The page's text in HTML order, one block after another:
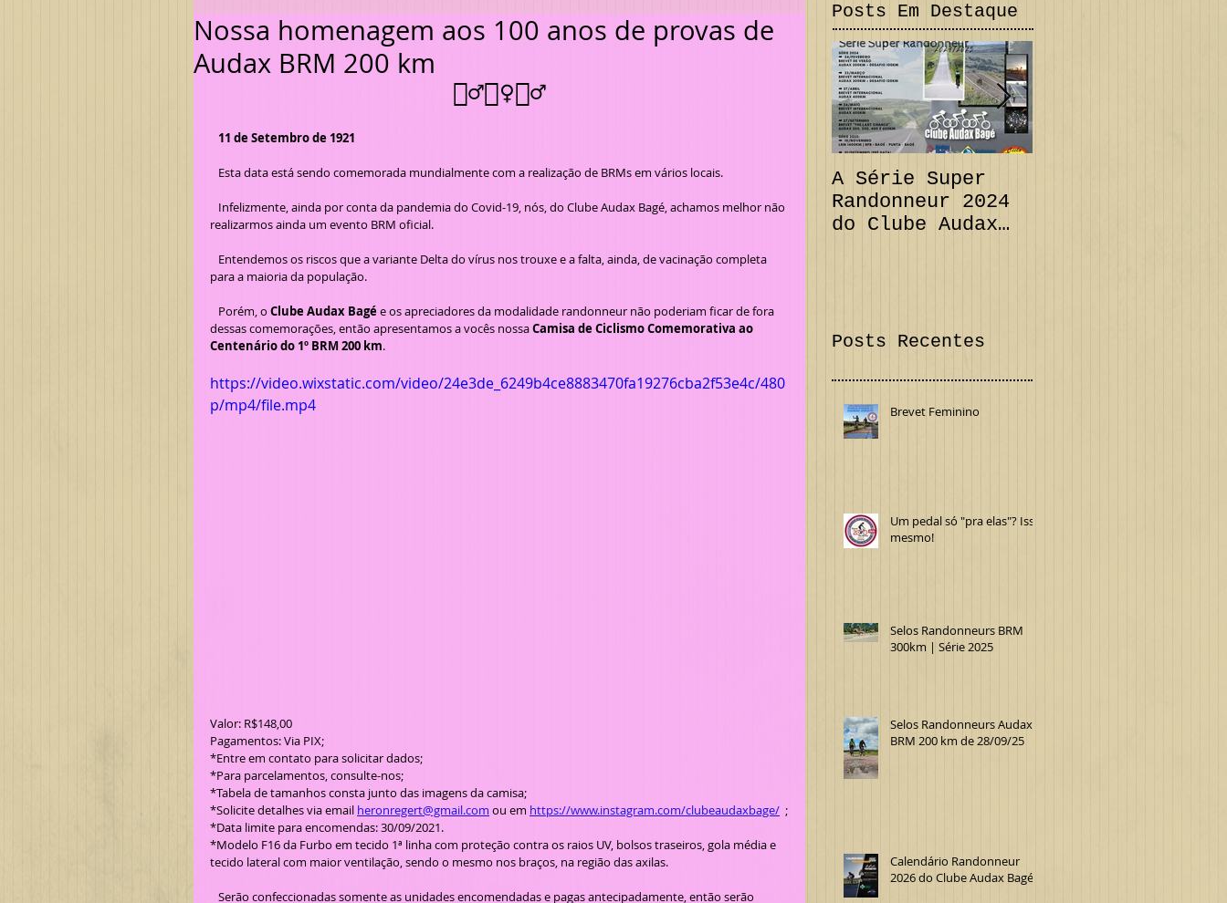
Nossa homenagem aos 100 anos de provas de
Audax BRM 200 km
🚴‍♂️🚴‍♀️🚴‍♂️
   11 de Setembro de 1921
   Esta data está sendo comemorada mundialmente com a realização de BRMs em vários locais.
realizarmos ainda um evento BRM oficial.
para a maioria da população.
   Porém, o
Clube Audax Bagé e os apreciadores da modalidade randonneur não poderiam ficar de fora
dessas comemorações, então apresentamos a vocês nossa Camisa de Ciclismo Comemorativa ao
Centenário do 1º BRM 200 km.
https://video.wixstatic.com/video/24e3de_6249b4ce8883470fa19276cba2f53e4c/480
p/mp4/file.mp4
Valor: R$148,00
Pagamentos: Via PIX;
*Entre em contato para solicitar dados;
*Para parcelamentos, consulte-nos;
*Tabela de tamanhos consta junto das imagens da camisa;
*Solicite detalhes via email heronregert@gmail.com ou em https://www.instagram.com/clubeaudaxbage/
  ;
*Data limite para encomendas: 30/09/2021.
*Modelo F16 da Furbo em tecido 1ª linha com proteção contra os raios UV, bolsos traseiros, gola média e
tecido lateral com maior ventilação, sendo o mesmo nos braços, na região das axilas.
Posts Em Destaque
A Série Super
Randonneur 2024
do Clube Audax
Posts Recentes
Brevet Feminino
Um pedal só "pra elas"? Isso
mesmo!
Selos Randonneurs BRM
300km | Série 2025
Selos Randonneurs Audax
BRM 200 km de 28/09/25
Calendário Randonneur
2026 do Clube Audax Bagé